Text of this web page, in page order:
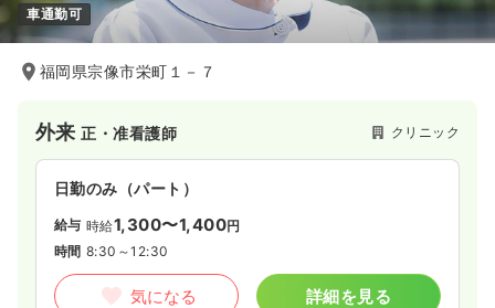
車通勤可
福岡県宗像市栄町１－７
外来正・准看護師 クリニック
日勤のみ（パート）
給与 時給1,300〜1,400円
時間 8:30～12:30
気になる 詳細を見る